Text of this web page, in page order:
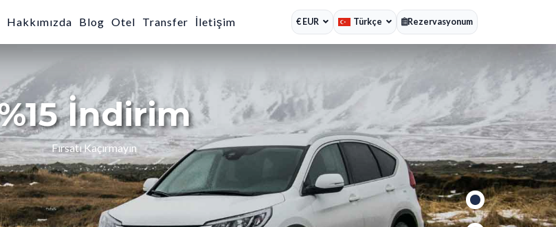
Hakkımızda Blog Otel Transfer İletişim € EUR Türkçe Rezervasyonum
%15
Fırsatı Kaçırmayın